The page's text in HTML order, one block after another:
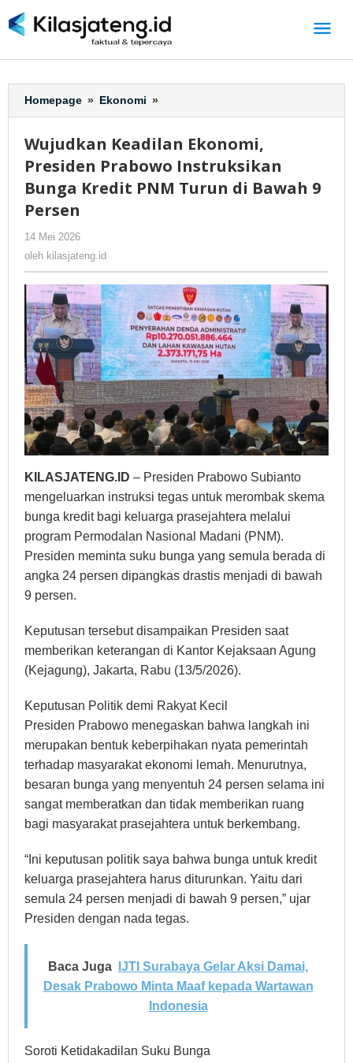
ke
Homepage » Ekonomi »
Keadilan
Presiden
Prabowo
Instruksikan
Bawah
Persen
Wujudkan Keadilan Ekonomi,
Presiden Prabowo Instruksikan
Bunga Kredit PNM Turun di Bawah 9
Persen
14 Mei 2026
kilasjateng.id
oleh kilasjateng.id
KILASJATENG.ID – Presiden Prabowo Subianto
mengeluarkan instruksi tegas untuk merombak skema
bunga kredit bagi keluarga prasejahtera melalui
program Permodalan Nasional Madani (PNM).
Presiden meminta suku bunga yang semula berada di
angka 24 persen dipangkas drastis menjadi di bawah
9 persen.
Keputusan tersebut disampaikan Presiden saat
memberikan keterangan di Kantor Kejaksaan Agung
(Kejagung), Jakarta, Rabu (13/5/2026).
Keputusan Politik demi Rakyat Kecil
Presiden Prabowo menegaskan bahwa langkah ini
merupakan bentuk keberpihakan nyata pemerintah
terhadap masyarakat ekonomi lemah. Menurutnya,
besaran bunga yang menyentuh 24 persen selama ini
sangat memberatkan dan tidak memberikan ruang
bagi masyarakat prasejahtera untuk berkembang.
“Ini keputusan politik saya bahwa bunga untuk kredit
keluarga prasejahtera harus diturunkan. Yaitu dari
semula 24 persen menjadi di bawah 9 persen,” ujar
Presiden dengan nada tegas.
Baca Juga
IJTI Surabaya Gelar Aksi Damai,
Desak Prabowo Minta Maaf kepada Wartawan
Indonesia
Soroti Ketidakadilan Suku Bunga